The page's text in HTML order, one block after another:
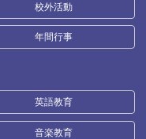
校外活動
年間行事
英語教育
音楽教育